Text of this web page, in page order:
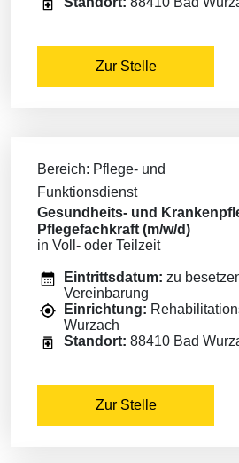
Zur Stelle
Bereich: Pflege- und
Funktionsdienst
Gesundheits- und
Pflegefachkraft (m/w/d)
in Voll- oder Teilzeit
Eintrittsdatum: zu
Vereinbarung
Einrichtung:
Wurzach
Standort: 88410 Bad
Zur Stelle